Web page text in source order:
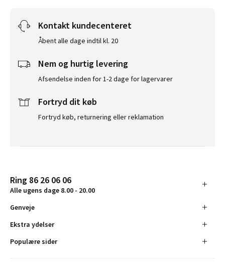
Kontakt kundecenteret
Åbent alle dage indtil kl. 20
Nem og hurtig levering
Afsendelse inden for 1-2 dage for lagervarer
Fortryd dit køb
Fortryd køb, returnering eller reklamation
Ring 86 26 06 06
Alle ugens dage 8.00 - 20.00
Genveje
Ekstra ydelser
Populære sider